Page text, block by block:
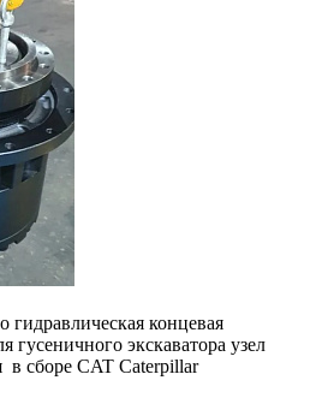
гидравлическая концевая
гусеничного экскаватора узел
сборе CAT Caterpillar